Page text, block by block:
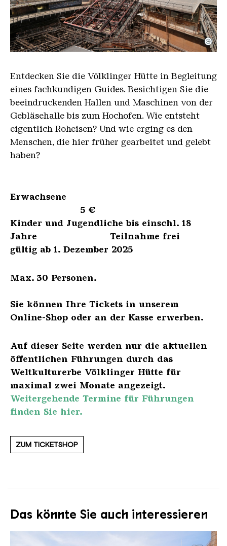
Der Erzschrägaufzug der Völklinger Hütte mit
Copyright: Weltkulturerbe Völklinger Hütte | Karl
©
Entdecken Sie die Völklinger Hütte in Begleitung
eines fachkundigen Guides. Besichtigen Sie die
beeindruckenden Hallen und Maschinen von der
Gebläsehalle bis zum Hochofen. Wie entsteht
eigentlich Roheisen? Und wie erging es den
Menschen, die hier früher gearbeitet und gelebt
haben?
Erwachsene
5 €
Kinder und Jugendliche bis einschl. 18
Jahre Teilnahme frei
gültig ab 1. Dezember 2025
Max. 30 Personen.
Sie können Ihre Tickets in unserem
Online-Shop oder an der Kasse erwerben.
Auf dieser Seite werden nur die aktuellen
öffentlichen Führungen durch das
Weltkulturerbe Völklinger Hütte für
maximal zwei Monate angezeigt.
Weitergehende Termine für Führungen
finden Sie hier.
ZUM TICKETSHOP
Das könnte Sie auch interessieren